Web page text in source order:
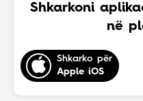
Shkarkoni
në
Shkarko për
Apple iOS